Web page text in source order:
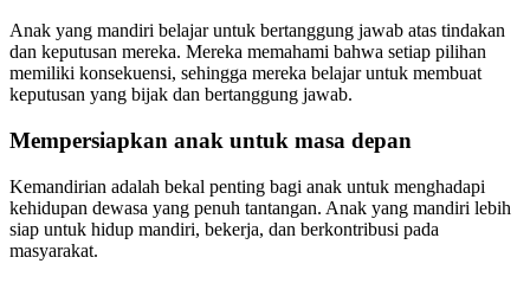
Anak yang mandiri belajar untuk bertanggung jawab atas tindakan
dan keputusan mereka. Mereka memahami bahwa setiap pilihan
memiliki konsekuensi, sehingga mereka belajar untuk membuat
keputusan yang bijak dan bertanggung jawab.
Mempersiapkan anak untuk masa depan
Kemandirian adalah bekal penting bagi anak untuk menghadapi
kehidupan dewasa yang penuh tantangan. Anak yang mandiri lebih
siap untuk hidup mandiri, bekerja, dan berkontribusi pada
masyarakat.